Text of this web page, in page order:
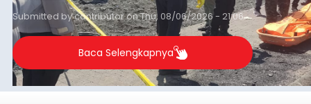
Submitted bycontributoronThu, 08/06/2026 - 21:06
Baca Selengkapnya